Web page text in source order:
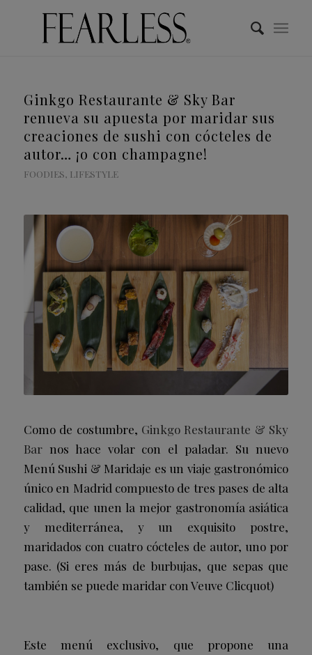
Ginkgo Restaurante & Sky Bar
renueva su apuesta por maridar sus
creaciones de sushi con cócteles de
autor… ¡o con champagne!
FOODIES, LIFESTYLE
Como de costumbre, Ginkgo Restaurante & Sky
Barnos hace volar con el paladar. Su nuevo
Menú Sushi & Maridaje es un viaje gastronómico
único en Madrid compuesto de tres pases de alta
calidad, que unen la mejor gastronomía asiática
y mediterránea, y un exquisito postre,
maridados con cuatro cócteles de autor, uno por
pase. (Si eres más de burbujas, que sepas que
también se puede maridar con Veuve Clicquot)
Este menú exclusivo, que propone una